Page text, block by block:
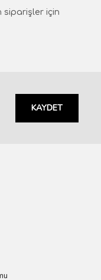
siparişler için
KAYDET